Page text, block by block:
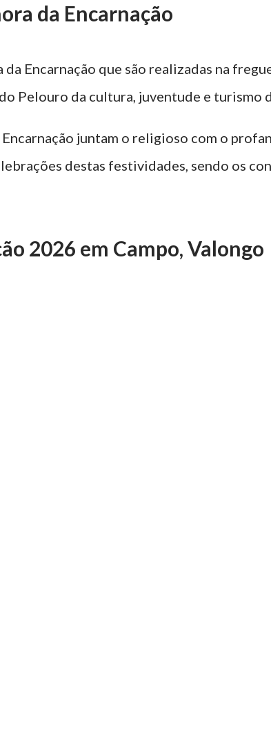
da Encarnação
Encarnação que são realizadas na
Pelouro da cultura, juventude e turismo
juntam o religioso com o
destas festividades, sendo os
2026 em Campo, Valongo